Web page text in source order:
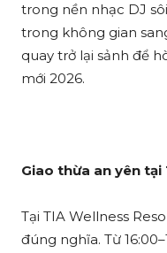
trong nền nhạc DJ
trong không gian
quay trở lại sảnh để
mới 2026.
Giao thừa an yên
Tại TIA Wellness
đúng nghĩa. Từ